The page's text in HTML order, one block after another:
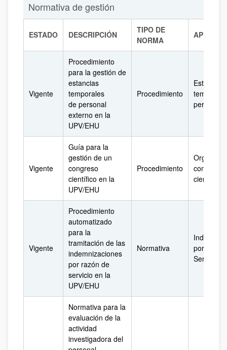
Normativa de gestión
ESTADO DESCRIPCIÓN
TIPO DE
NORMA
Vigente
Procedimiento
para la gestión de
estancias
temporales
de personal
externo en la
UPV/EHU
Procedimiento
Estancias
personal
Vigente
Guía para la
gestión de un
congreso
científico en la
UPV/EHU
Procedimiento
congresos
científicos
Vigente
Procedimiento
automatizado
para la
tramitación de las
indemnizaciones
por razón de
servicio en la
UPV/EHU
Normativa
por razón
Servicio
Normativa para la
evaluación de la
actividad
investigadora del